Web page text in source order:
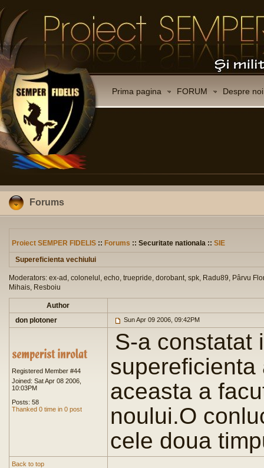
Prima pagina FORUM Despre noi
Forums
Proiect SEMPER FIDELIS :: Forums :: Securitate nationala :: SIE
Supereficienta vechiului
Moderators: ex-ad, colonelul, echo, truepride, dorobant, spk, Radu89, Pârvu
Mihais, Resboiu
Author
don plotoner
Sun Apr 09 2006, 09:42PM
Registered Member #44
Joined: Sat Apr 08 2006,
10:03PM
Posts: 58
Thanked 0 time in 0 post
S-a constatat
supereficienta
aceasta a
noului.O
cele doua
Back to top